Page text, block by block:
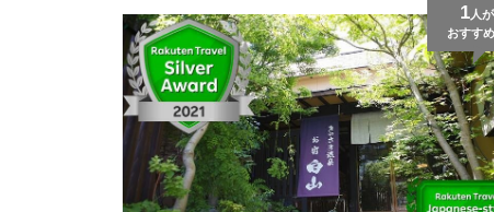
1人が
おすすめ